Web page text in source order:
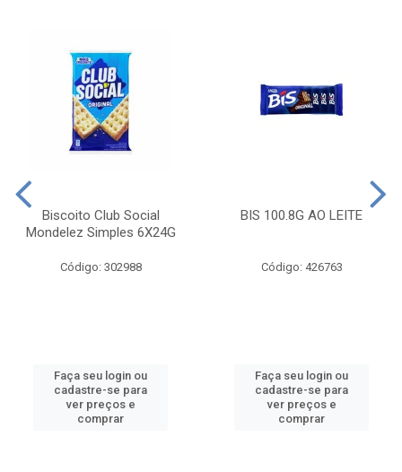
Biscoito Club Social
Mondelez Simples 6X24G
Código: 302988
Faça seu login ou
cadastre-se para
ver preços e
comprar
BIS 100.8G AO LEITE
Código: 426763
Faça seu login ou
cadastre-se para
ver preços e
comprar